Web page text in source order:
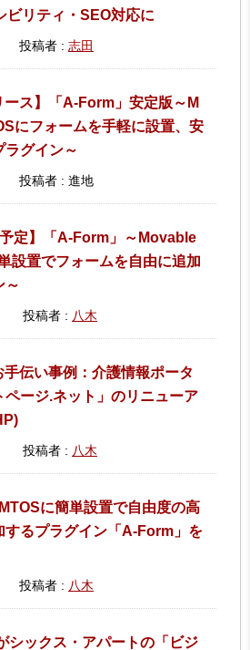
ビリティ・SEO対応に
投稿者 : 志田
ース】「A-Form」安定版～M
にフォームを手軽に設置、安
ラグイン～
投稿者 : 進地
予定】「A-Form」～Movable
設置でフォームを自由に追加
～
投稿者 : 八木
伝い事例：介護情報ポータ
ページ.ネット」のリニューア
投稿者 : 八木
に簡単設置で自由度の高
するプラグイン「A-Form」を
投稿者 : 八木
シックス・アパートの「ビジ